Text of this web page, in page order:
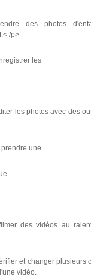
des photos
/p>
les
les photos avec des
une
des vidéos au
et changer plusieurs
vidéo.